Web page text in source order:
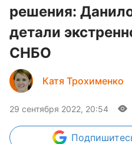
решения:
детали
СНБО
Катя Трохименко
29 сентября 2022, 20:54